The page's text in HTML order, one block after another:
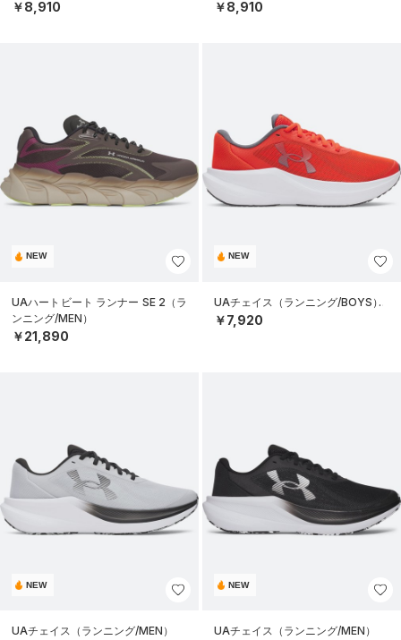
￥8,910 ￥8,910
NEW
UAハートビート ランナー SE 2（ラ
ンニング/MEN）
￥21,890
NEW
UAチェイス（ランニング/BOYS）
￥7,920
NEW
UAチェイス（ランニング/MEN）
NEW
UAチェイス（ランニング/MEN）